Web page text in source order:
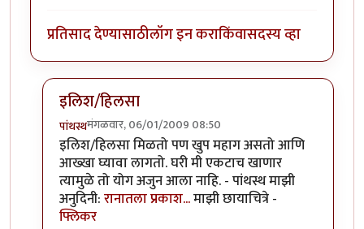
प्रतिसाद देण्यासाठीलॉग इन कराकिंवासदस्य व्हा
इलिश/हिलसा
पांथस्थमंगळवार, 06/01/2009 08:50
In reply toदैवी!byधम्मकलाडू
इलिश/हिलसा मिळतो पण खुप महाग असतो आणि
आख्खा घ्यावा लागतो. घरी मी एकटाच खाणार
त्यामुळे तो योग अजुन आला नाहि. - पांथस्थ माझी
अनुदिनी:रानातला प्रकाश...माझी छायाचित्रे -
फ्लिकर